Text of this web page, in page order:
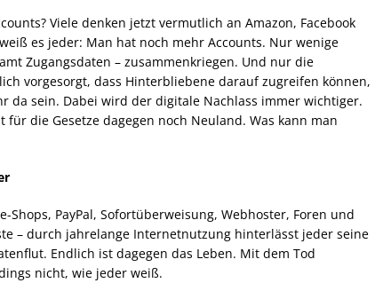
Viele denken jetzt vermutlich an Amazon, Facebook
es jeder: Man hat noch mehr Accounts. Nur wenige
Zugangsdaten – zusammenkriegen. Und nur die
vorgesorgt, dass Hinterbliebene darauf zugreifen können,
da sein. Dabei wird der digitale Nachlass immer wichtiger.
für die Gesetze dagegen noch Neuland. Was kann man
Shops, PayPal, Sofortüberweisung, Webhoster, Foren und
– durch jahrelange Internetnutzung hinterlässt jeder seine
Endlich ist dagegen das Leben. Mit dem Tod
nicht, wie jeder weiß.